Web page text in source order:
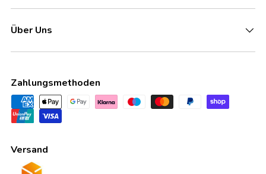
Über Uns
Zahlungsmethoden
Versand